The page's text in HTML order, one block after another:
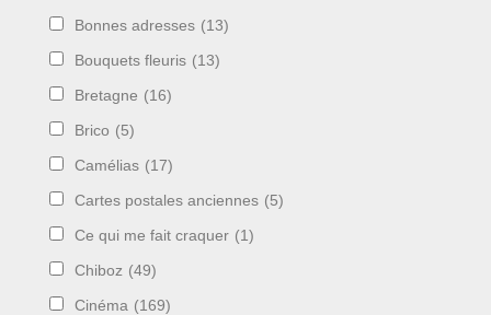
Bonnes adresses (13)
Bouquets fleuris (13)
Bretagne (16)
Brico (5)
Camélias (17)
Cartes postales anciennes (5)
Ce qui me fait craquer (1)
Chiboz (49)
Cinéma (169)